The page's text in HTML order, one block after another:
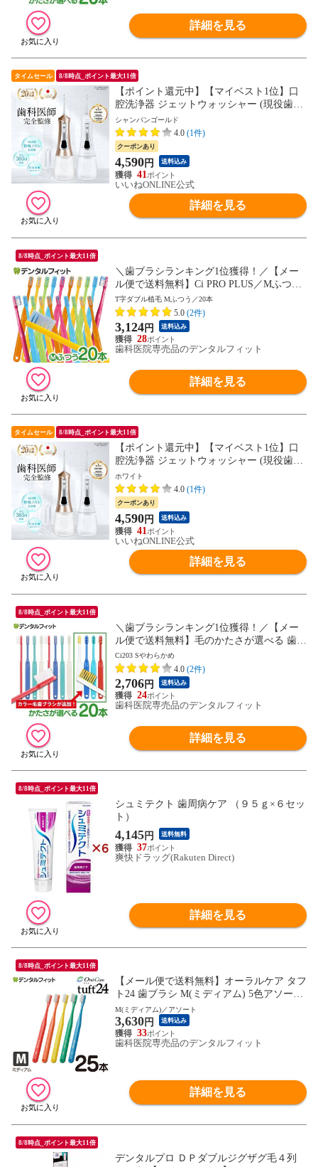
詳細を見る
タイムセール 8/8時点_ポイント最大11倍
【ポイント還元中】【マイベスト1位】口
腔洗浄器 ジェットウォッシャー (現役歯科
医師監修) ウォーターフロス 歯間ケア 300
ml 替えノズル3本 コードレス 口腔洗浄機
口内洗浄機 IPX7防水 CLEARLABO 父の日
シャンパンゴールド
4.0 (1件)
クーポンあり
4,590円 送料込み
41
いいねONLINE公式
詳細を見る
8/8時点_ポイント最大11倍
＼歯ブラシランキング1位獲得！／【メー
ル便で送料無料】Ci PRO PLUS／Mふつう
／20本入り 日本製 プロプラス T字ダブル
植毛歯ブラシ（メール便3点まで）
T字ダブル植毛 Mふつう／20本
5.0 (2件)
3,124円 送料込み
28
歯科医院専売品のデンタルフィット
詳細を見る
タイムセール 8/8時点_ポイント最大11倍
【ポイント還元中】【マイベスト1位】口
腔洗浄器 ジェットウォッシャー (現役歯科
医師監修) ウォーターフロス 歯間ケア 300
ml 替えノズル3本 コードレス 口腔洗浄機
口内洗浄機 IPX7防水 CLEARLABO 父の日
ホワイト
4.0 (1件)
クーポンあり
4,590円 送料込み
41
いいねONLINE公式
詳細を見る
8/8時点_ポイント最大11倍
＼歯ブラシランキング1位獲得！／【メー
ル便で送料無料】毛のかたさが選べる 歯科
専売品歯ブラシ Ci200シリーズ (Ci203 Sや
わらかめ) 20本セット 【Ciメディカル 歯ブ
ラシ】(メール便2点迄)
Ci203 Sやわらかめ
4.0 (2件)
2,706円 送料込み
24
歯科医院専売品のデンタルフィット
詳細を見る
8/8時点_ポイント最大11倍
シュミテクト 歯周病ケア （９５ｇ×６セッ
ト）
4,145円 送料無料
37
爽快ドラッグ(Rakuten Direct)
詳細を見る
8/8時点_ポイント最大11倍
【メール便で送料無料】オーラルケア タフ
ト24 歯ブラシ M(ミディアム) 5色アソート
25本セット set
M(ミディアム)／アソート
3,630円 送料込み
33
歯科医院専売品のデンタルフィット
詳細を見る
8/8時点_ポイント最大11倍
デンタルプロ ＤＰダブルジグザグ毛４列